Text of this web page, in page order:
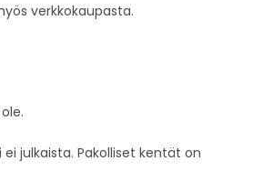
verkkokaupasta.
julkaista. Pakolliset kentät on